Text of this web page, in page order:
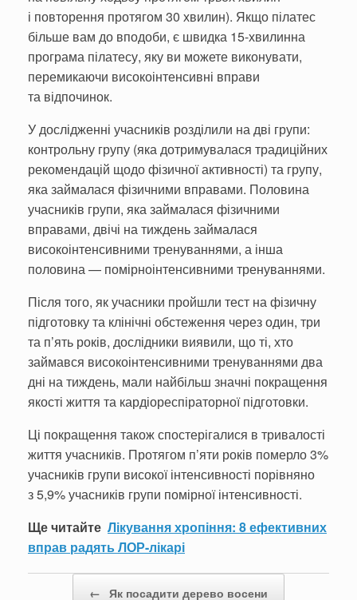
і повторення протягом 30 хвилин). Якщо пілатес
більше вам до вподоби, є швидка 15-хвилинна
програма пілатесу, яку ви можете виконувати,
перемикаючи високоінтенсивні вправи
та відпочинок.
У дослідженні учасників розділили на дві групи:
контрольну групу (яка дотримувалася традиційних
рекомендацій щодо фізичної активності) та групу,
яка займалася фізичними вправами. Половина
учасників групи, яка займалася фізичними
вправами, двічі на тиждень займалася
високоінтенсивними тренуваннями, а інша
половина — помірноінтенсивними тренуваннями.
Після того, як учасники пройшли тест на фізичну
підготовку та клінічні обстеження через один, три
та п’ять років, дослідники виявили, що ті, хто
займався високоінтенсивними тренуваннями два
дні на тиждень, мали найбільш значні покращення
якості життя та кардіореспіраторної підготовки.
Ці покращення також спостерігалися в тривалості
життя учасників. Протягом п’яти років померло 3%
учасників групи високої інтенсивності порівняно
з 5,9% учасників групи помірної інтенсивності.
Ще читайте Лікування хропіння: 8 ефективних
вправ радять ЛОР-лікарі
← Як посадити дерево восени